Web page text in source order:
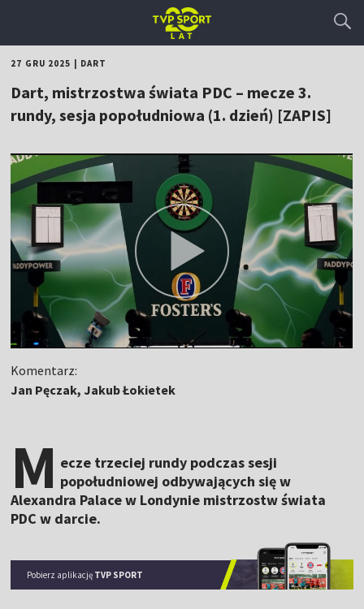
27 GRU 2025 DART
Dart, mistrzostwa świata PDC – mecze 3.
rundy, sesja popołudniowa (1. dzień) [ZAPIS]
Komentarz:
Jan Pęczak, Jakub Łokietek
M ecze trzeciej rundy podczas sesji
popołudniowej odbywających się w
Alexandra Palace w Londynie mistrzostw świata
PDC w darcie.
Pobierz aplikację TVP SPORT